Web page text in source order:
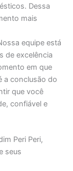
Dessa
mais
equipe está
de excelência
em que
a conclusão do
que você
confiável e
Peri Peri,
seus